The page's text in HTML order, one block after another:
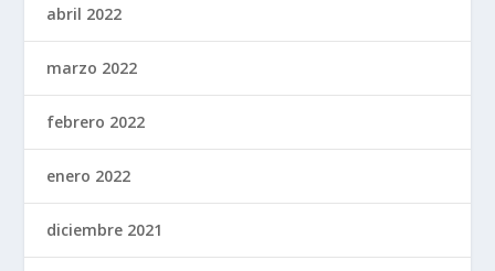
abril 2022
marzo 2022
febrero 2022
enero 2022
diciembre 2021